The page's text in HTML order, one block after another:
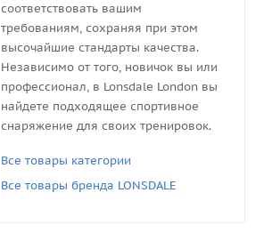
соответствовать вашим
требованиям, сохраняя при этом
высочайшие стандарты качества.
Независимо от того, новичок вы или
профессионал, в Lonsdale London вы
найдете подходящее спортивное
снаряжение для своих тренировок.
Все товары категории
Все товары бренда LONSDALE